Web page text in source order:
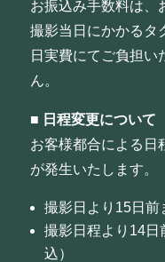
お振込み手数料は、
撮影当日にかかるタ
日実費にてご負担い
ん。
■ 日程変更について
お客様都合による日
が発生いたします。
撮影日より15日前
撮影日程より14日
込）